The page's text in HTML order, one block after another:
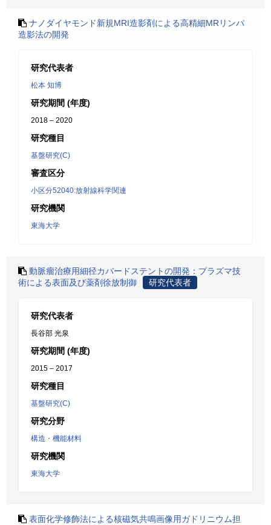
ナノダイヤモンド新規MRI造影剤による高精細MRリンパ
造影法の開発
研究代表者
松本 知博
研究期間 (年度)
2018 – 2020
研究種目
基盤研究(C)
審査区分
小区分52040:放射線科学関連
研究機関
東海大学
動脈瘤治療用細径カバードステントの開発：プラズマ技
術による表面及び薬剤徐放制御
研究代表者
研究代表者
長谷部 光泉
研究期間 (年度)
2015 – 2017
研究種目
基盤研究(C)
研究分野
構造・機能材料
研究機関
東海大学
表面化学修飾法による核磁気共鳴画像用ガドリニウム担